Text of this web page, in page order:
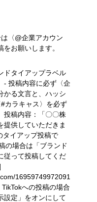
〈@企業アカウン
をお願いします。
タイアップラベル
- 投稿内容に必ず〈企
かる文言と、ハッシ
カラキャス〉を必ず
投稿内容：「〇〇株
提供していただきま
タイアップ投稿で
の場合は「ブランド
従って投稿してくだ
16959749972091
TikTokへの投稿の場合
設定」をオンにして